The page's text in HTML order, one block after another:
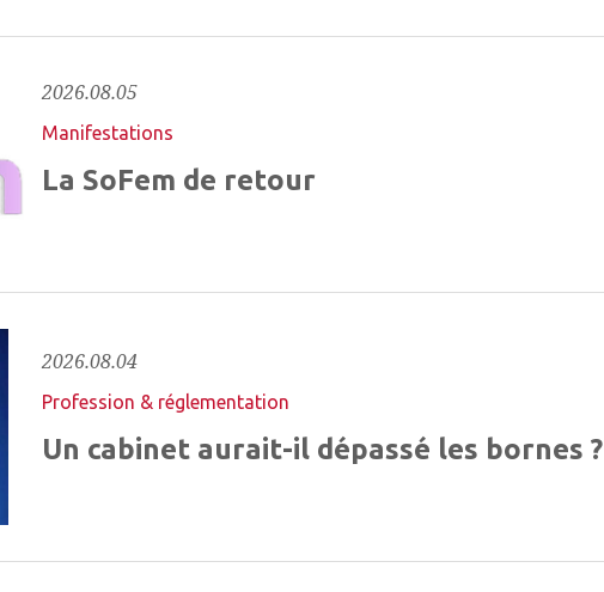
2026.08.05
Manifestations
La SoFem de retour
2026.08.04
Profession & réglementation
Un cabinet aurait-il dépassé les bornes ?